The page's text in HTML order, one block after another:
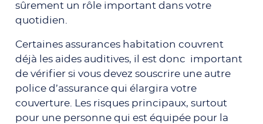
sûrement un rôle important dans votre
quotidien.
Certaines assurances habitation couvrent
déjà les aides auditives, il est donc important
de vérifier si vous devez souscrire une autre
police d’assurance qui élargira votre
couverture. Les risques principaux, surtout
pour une personne qui est équipée pour la